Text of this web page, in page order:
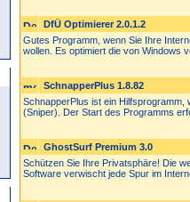
DfÜ Optimierer 2.0.1.2
Gutes Programm, wenn Sie Ihre
wollen. Es optimiert die von Windows
SchnapperPlus 1.8.82
SchnapperPlus ist ein Hilfsprogramm,
(Sniper). Der Start des Programms
GhostSurf Premium 3.0
Schützen Sie Ihre Privatsphäre! Die
Software verwischt jede Spur im